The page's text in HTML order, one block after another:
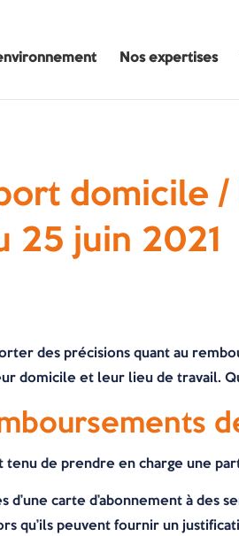
Nos expertises
domicile
25 juin 2021
des précisions quant au
domicile et leur lieu de travail.
de prendre en charge une
carte d’abonnement à des
qu’ils peuvent fournir un